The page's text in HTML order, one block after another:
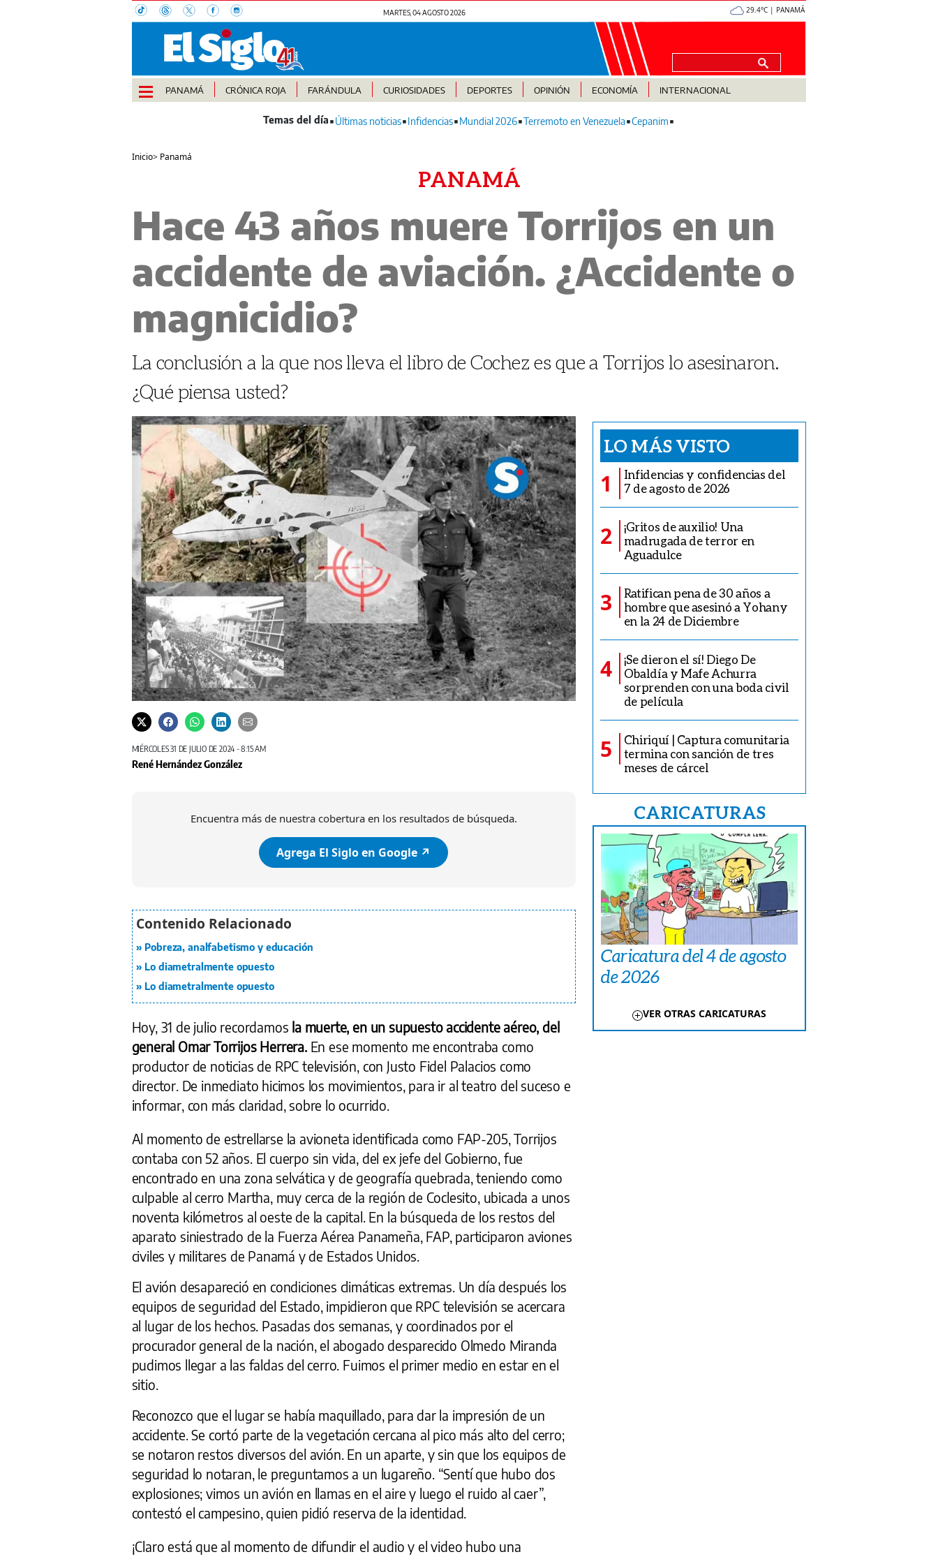
MARTES, 04 AGOSTO 2026 29.4°C | PANAMÁ
PANAMÁ CRÓNICA ROJA FARÁNDULA CURIOSIDADES DEPORTES OPINIÓN ECONOMÍA INTERNACIONAL
Últimas noticias Infidencias Mundial 2026 Terremoto en Venezuela Cepanim
Inicio> Panamá
PANAMÁ
Hace 43 años muere Torrijos en un
accidente de aviación. ¿Accidente o
magnicidio?
La conclusión a la que nos lleva el libro de Cochez es que a Torrijos lo asesinaron.
¿Qué piensa usted?
MIÉRCOLES 31 DE JULIO DE 2024 - 8:15 AM
René Hernández González
Encuentra más de nuestra cobertura en los resultados de búsqueda.
Agrega El Siglo en Google ↗️
Pobreza, analfabetismo y educación
Lo diametralmente opuesto
Lo diametralmente opuesto
Hoy, 31 de julio recordamos la muerte, en un supuesto accidente aéreo, del
general Omar Torrijos Herrera. En ese momento me encontraba como
productor de noticias de RPC televisión, con Justo Fidel Palacios como
director. De inmediato hicimos los movimientos, para ir al teatro del suceso e
informar, con más claridad, sobre lo ocurrido.
Al momento de estrellarse la avioneta identificada como FAP-205, Torrijos
contaba con 52 años. El cuerpo sin vida, del ex jefe del Gobierno, fue
encontrado en una zona selvática y de geografía quebrada, teniendo como
culpable al cerro Martha, muy cerca de la región de Coclesito, ubicada a unos
noventa kilómetros al oeste de la capital. En la búsqueda de los restos del
aparato siniestrado de la Fuerza Aérea Panameña, FAP, participaron aviones
civiles y militares de Panamá y de Estados Unidos.
El avión desapareció en condiciones climáticas extremas. Un día después los
equipos de seguridad del Estado, impidieron que RPC televisión se acercara
al lugar de los hechos. Pasadas dos semanas, y coordinados por el
procurador general de la nación, el abogado desparecido Olmedo Miranda
pudimos llegar a las faldas del cerro. Fuimos el primer medio en estar en el
sitio.
Reconozco que el lugar se había maquillado, para dar la impresión de un
accidente. Se cortó parte de la vegetación cercana al pico más alto del cerro;
se notaron restos diversos del avión. En un aparte, y sin que los equipos de
seguridad lo notaran, le preguntamos a un lugareño. “Sentí que hubo dos
explosiones; vimos un avión en llamas en el aire y luego el ruido al caer”,
contestó el campesino, quien pidió reserva de la identidad.
¡Claro está que al momento de difundir el audio y el video hubo una
LO MÁS VISTO
1
Infidencias y confidencias del
7 de agosto de 2026
2
¡Gritos de auxilio! Una
madrugada de terror en
Aguadulce
3
Ratifican pena de 30 años a
hombre que asesinó a Yohany
en la 24 de Diciembre
4
¡Se dieron el sí! Diego De
Obaldía y Mafe Achurra
sorprenden con una boda civil
de película
5
Chiriquí | Captura comunitaria
termina con sanción de tres
meses de cárcel
CARICATURAS
Caricatura del 4 de agosto
de 2026
VER OTRAS CARICATURAS